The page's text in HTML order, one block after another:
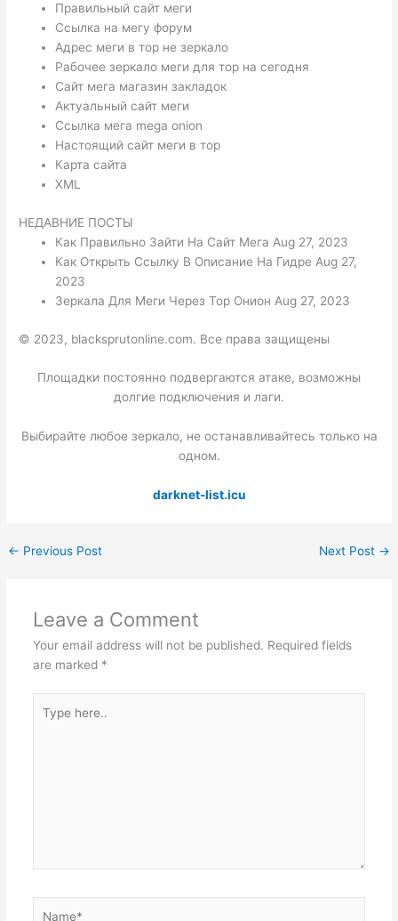
Правильный сайт меги
Ссылка на мегу форум
Адрес меги в тор не зеркало
Рабочее зеркало меги для тор на сегодня
Сайт мега магазин закладок
Актуальный сайт меги
Ссылка мега mega onion
Настоящий сайт меги в тор
Карта сайта
XML
НЕДАВНИЕ ПОСТЫ
Как Правильно Зайти На Сайт Мега Aug 27, 2023
Как Открыть Ссылку В Описание На Гидре Aug 27,
2023
Зеркала Для Меги Через Тор Онион Aug 27, 2023
© 2023, blacksprutonline.com. Все права защищены
Площадки постоянно подвергаются атаке, возможны
долгие подключения и лаги.
Выбирайте любое зеркало, не останавливайтесь только на
одном.
darknet-list.icu
← Previous Post Next Post →
Leave a Comment
Your email address will not be published. Required fields
are marked *
here..